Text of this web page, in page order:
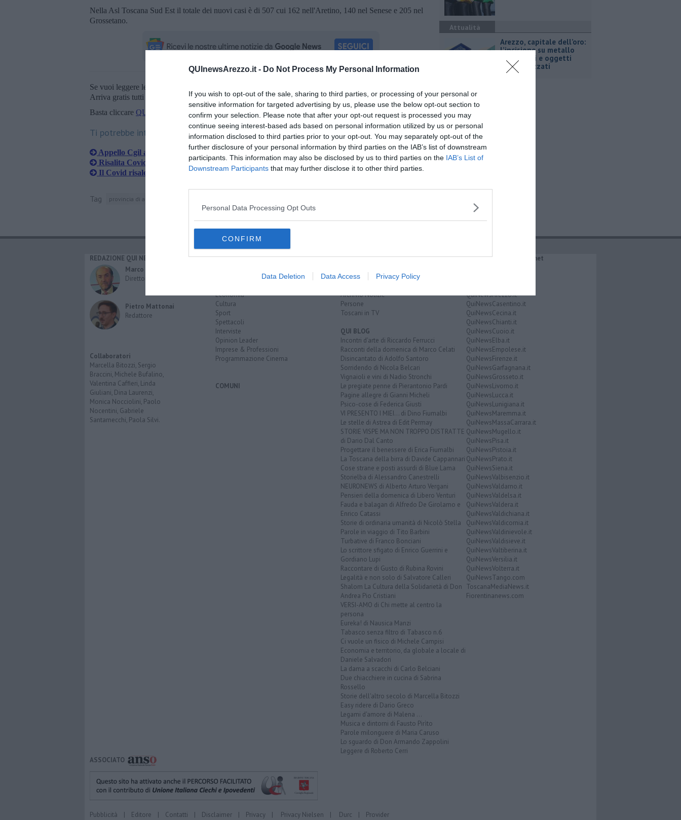
QUInewsArezzo.it - Do Not Process My Personal Information
If you wish to opt-out of the sale, sharing to third parties, or processing of your personal or
sensitive information for targeted advertising by us, please use the below opt-out section to
confirm your selection. Please note that after your opt-out request is processed you may
continue seeing interest-based ads based on personal information utilized by us or personal
information disclosed to third parties prior to your opt-out. You may separately opt-out of the
further disclosure of your personal information by third parties on the IAB’s list of downstream
participants. This information may also be disclosed by us to third parties on the IAB’s List of
Downstream Participants that may further disclose it to other third parties.
Personal Data Processing Opt Outs
CONFIRM
Data Deletion Data Access Privacy Policy
Nella Asl Toscana Sud Est il totale dei nuovi casi è di 507 cui 162 nell'Aretino, 140 nel Senese e 205 nel
Grossetano.
Se vuoi leggere le notizie principali della Toscana iscriviti alla
Arriva gratis tutti i giorni alle 20:00 direttamente nella tua casella di posta.
Basta cliccare QUI
Ti potrebbe interessare anche:
Appello Cgil alla Asl "basta tagli, ma assunzioni"
Risalita Covid, nell'Aretino altri 302 positivi
Il Covid risale e nell'Aretino sfiora i 300 casi
Tag provincia di arezzo
Attualità
Arezzo, capitale dell’oro:
l’incisione su metallo
tra gioielli e oggetti
personalizzati
REDAZIONE QUI NEWS
Marco Migli
Direttore Responsabile
Pietro Mattonai
Redattore
Collaboratori
Marcella Bitozzi, Sergio
Braccini, Michele Bufalino,
Valentina Caffieri, Linda
Giuliani, Dina Laurenzi,
Monica Nocciolini, Paolo
Nocentini, Gabriele
Santarnecchi, Paola Silvi.
CATEGORIE
Economia
Cultura
Sport
Spettacoli
Interviste
Opinion Leader
Imprese & Professioni
Programmazione Cinema
COMUNI
RUBRICHE
Più Letti della settimana
Archivio Notizie
Persone
Toscani in TV
QUI BLOG
Incontri d'arte di Riccardo Ferrucci
Racconti della domenica di Marco Celati
Disincantato di Adolfo Santoro
Sorridendo di Nicola Belcari
Vignaioli e vini di Nadio Stronchi
Le pregiate penne di Pierantonio Pardi
Pagine allegre di Gianni Micheli
Psico-cose di Federica Giusti
VI PRESENTO I MIEI... di Dino Fiumalbi
Le stelle di Astrea di Edit Permay
STORIE VISPE MA NON TROPPO DISTRATTE
di Dario Dal Canto
Progettare il benessere di Erica Fiumalbi
La Toscana della birra di Davide Cappannari
Cose strane e posti assurdi di Blue Lama
Storielba di Alessandro Canestrelli
NEURONEWS di Alberto Arturo Vergani
Pensieri della domenica di Libero Venturi
Fauda e balagan di Alfredo De Girolamo e
Enrico Catassi
Storie di ordinaria umanità di Nicolò Stella
Parole in viaggio di Tito Barbini
Turbative di Franco Bonciani
Lo scrittore sfigato di Enrico Guerrini e
Gordiano Lupi
Raccontare di Gusto di Rubina Rovini
Legalità e non solo di Salvatore Calleri
Shalom La Cultura della Solidarietà di Don
Andrea Pio Cristiani
VERSI-AMO di Chi mette al centro la
persona
Eureka! di Nausica Manzi
Tabasco senza filtro di Tabasco n.6
Ci vuole un fisico di Michele Campisi
Economia e territorio, da globale a locale di
Daniele Salvadori
La dama a scacchi di Carlo Belciani
Due chiacchiere in cucina di Sabrina
Rossello
Storie dell'altro secolo di Marcella Bitozzi
Easy ridere di Dario Greco
Legami d'amore di Malena ...
Musica e dintorni di Fausto Pirìto
Parole milonguere di Maria Caruso
Lo sguardo di Don Armando Zappolini
Leggere di Roberto Cerri
IL NETWORK QuiNews.net
QuiNewsArezzo.it
QuiNewsCasentino.it
QuiNewsCecina.it
QuiNewsChianti.it
QuiNewsCuoio.it
QuiNewsElba.it
QuiNewsEmpolese.it
QuiNewsFirenze.it
QuiNewsGarfagnana.it
QuiNewsGrosseto.it
QuiNewsLivorno.it
QuiNewsLucca.it
QuiNewsLunigiana.it
QuiNewsMaremma.it
QuiNewsMassaCarrara.it
QuiNewsMugello.it
QuiNewsPisa.it
QuiNewsPistoia.it
QuiNewsPrato.it
QuiNewsSiena.it
QuiNewsValbisenzio.it
QuiNewsValdarno.it
QuiNewsValdelsa.it
QuiNewsValdera.it
QuiNewsValdichiana.it
QuiNewsValdicornia.it
QuiNewsValdinievole.it
QuiNewsValdisieve.it
QuiNewsValtiberina.it
QuiNewsVersilia.it
QuiNewsVolterra.it
QuiNewsTango.com
ToscanaMediaNews.it
Fiorentinanews.com
ASSOCIATO
Pubblicità | Editore | Contatti | Disclaimer | Privacy | Privacy Nielsen | Durc | Provider